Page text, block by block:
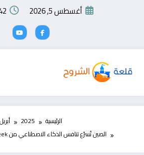
أغسطس 5, 2026
الرئيسية 2025
أبريل
الصين تُسرّع تنافس الذكاء الاصطناعي من DeepSeek إلى Ernie X1.